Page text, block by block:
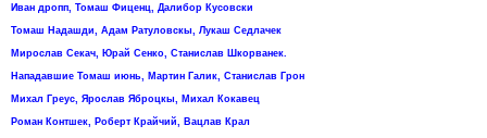
Иван дропп, Томаш Фиценц, Далибор Кусовски
Томаш Надашди, Адам Ратуловскы, Лукаш Седлачек
Мирослав Секач, Юрай Сенко, Станислав Шкорванек.
Нападавшие Томаш июнь, Мартин Галик, Станислав Грон
Михал Греус, Ярослав Яброцкы, Михал Кокавец
Роман Контшек, Роберт Крайчий, Вацлав Крал